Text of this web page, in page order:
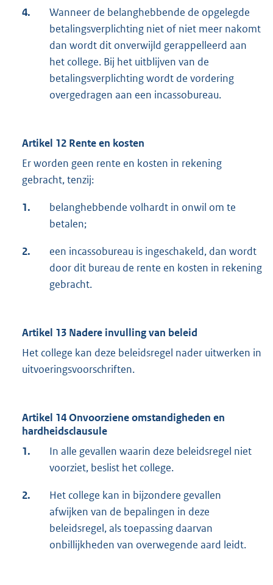
4.
Wanneer de belanghebbende de opgelegde
betalingsverplichting niet of niet meer nakomt
dan wordt dit onverwijld gerappelleerd aan
het college. Bij het uitblijven van de
betalingsverplichting wordt de vordering
overgedragen aan een incassobureau.
Artikel 12 Rente en kosten
Er worden geen rente en kosten in rekening
gebracht, tenzij:
1.
belanghebbende volhardt in onwil om te
betalen;
2.
een incassobureau is ingeschakeld, dan wordt
door dit bureau de rente en kosten in rekening
gebracht.
Artikel 13 Nadere invulling van beleid
Het college kan deze beleidsregel nader uitwerken in
uitvoeringsvoorschriften.
Artikel 14 Onvoorziene omstandigheden en
hardheidsclausule
1.
In alle gevallen waarin deze beleidsregel niet
voorziet, beslist het college.
2.
Het college kan in bijzondere gevallen
afwijken van de bepalingen in deze
beleidsregel, als toepassing daarvan
onbillijkheden van overwegende aard leidt.